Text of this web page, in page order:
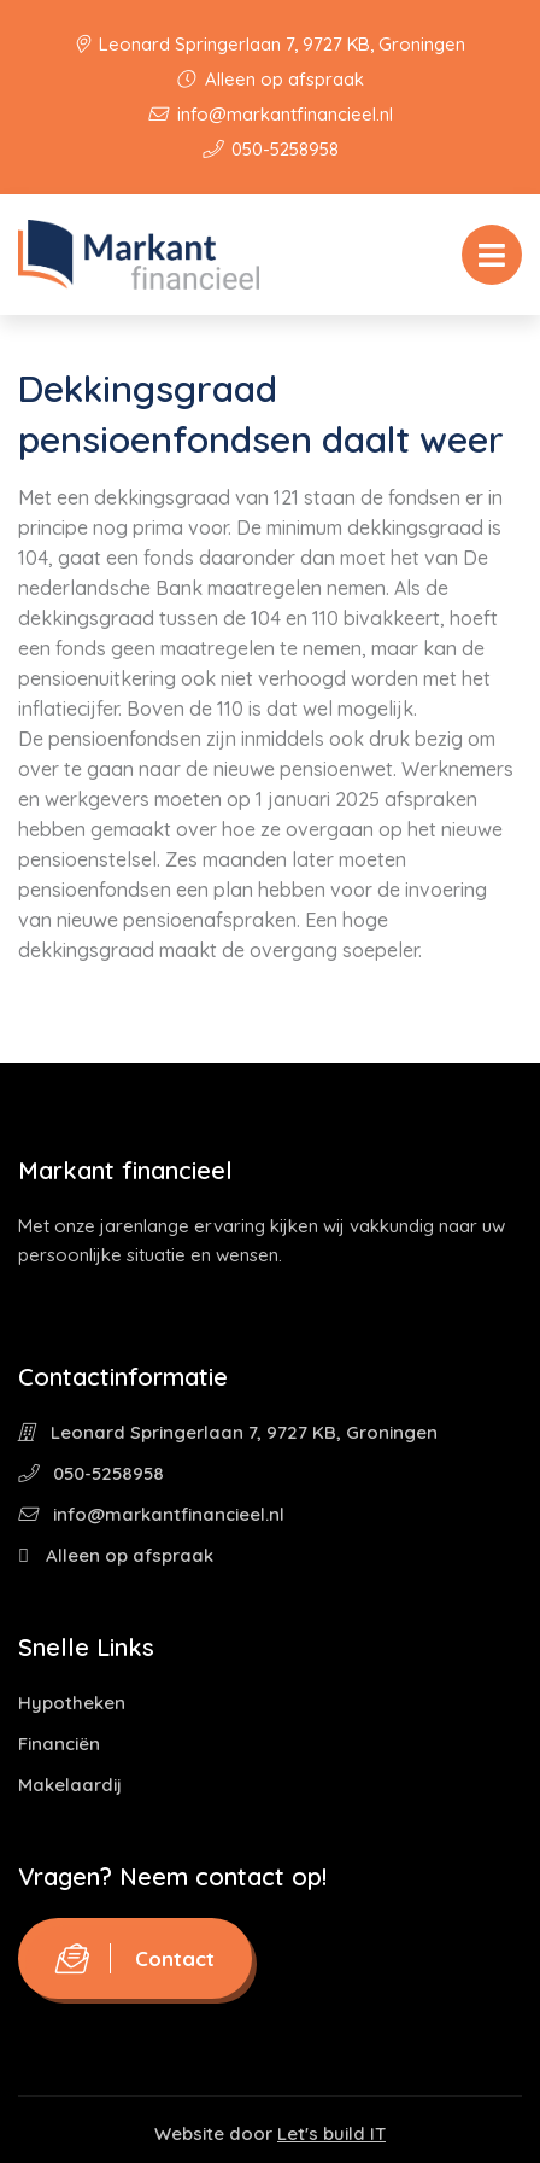
Leonard Springerlaan 7, 9727 KB, Groningen
Alleen op afspraak
info@markantfinancieel.nl
050-5258958
Dekkingsgraad
pensioenfondsen daalt weer
Met een dekkingsgraad van 121 staan de fondsen er in
principe nog prima voor. De minimum dekkingsgraad is
104, gaat een fonds daaronder dan moet het van De
nederlandsche Bank maatregelen nemen. Als de
dekkingsgraad tussen de 104 en 110 bivakkeert, hoeft
een fonds geen maatregelen te nemen, maar kan de
pensioenuitkering ook niet verhoogd worden met het
inflatiecijfer. Boven de 110 is dat wel mogelijk.
De pensioenfondsen zijn inmiddels ook druk bezig om
over te gaan naar de nieuwe pensioenwet. Werknemers
en werkgevers moeten op 1 januari 2025 afspraken
hebben gemaakt over hoe ze overgaan op het nieuwe
pensioenstelsel. Zes maanden later moeten
pensioenfondsen een plan hebben voor de invoering
van nieuwe pensioenafspraken. Een hoge
dekkingsgraad maakt de overgang soepeler.
Markant financieel
Met onze jarenlange ervaring kijken wij vakkundig naar uw
persoonlijke situatie en wensen.
Contactinformatie
Leonard Springerlaan 7, 9727 KB, Groningen
050-5258958
info@markantfinancieel.nl
Alleen op afspraak
Snelle Links
Hypotheken
Financiën
Makelaardij
Vragen? Neem contact op!
Contact
Website door Let's build IT